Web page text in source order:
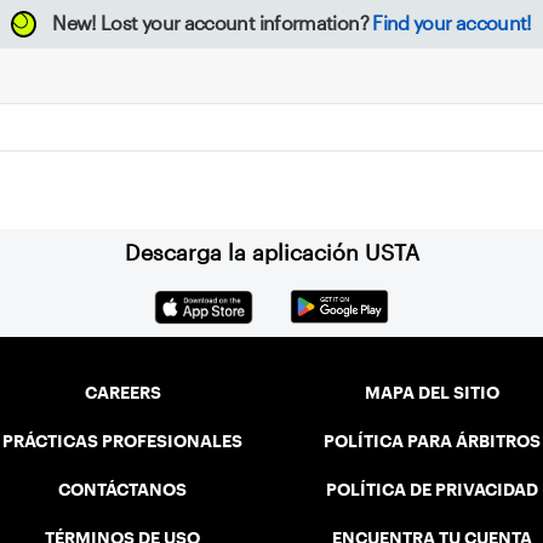
New! Lost your account information? Find your account!
Descarga la aplicación USTA
CAREERS
PRÁCTICAS PROFESIONALES
CONTÁCTANOS
TÉRMINOS DE USO
MAPA DEL SITIO
POLÍTICA PARA ÁRBITROS
POLÍTICA DE PRIVACIDAD
ENCUENTRA TU CUENTA